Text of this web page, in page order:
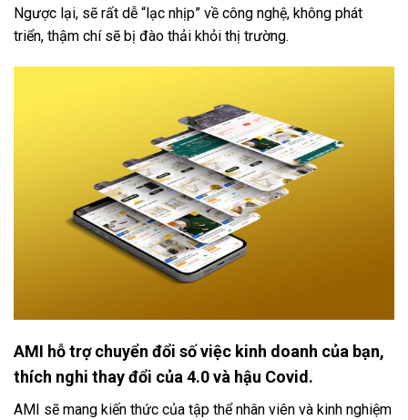
Ngược lại, sẽ rất dễ “lạc nhịp” về công nghệ, không phát
triển, thậm chí sẽ bị đào thải khỏi thị trường.
AMI hỗ trợ chuyển đổi số việc kinh doanh của bạn,
thích nghi thay đổi của 4.0 và hậu Covid.
AMI sẽ mang kiến thức của tập thể nhân viên và kinh nghiệm